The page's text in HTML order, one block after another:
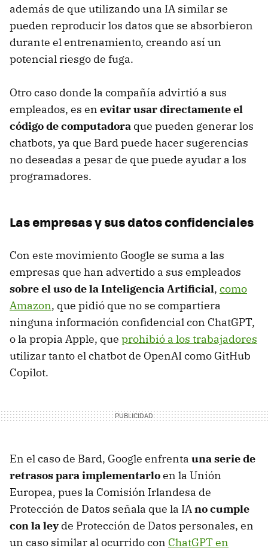
además de que utilizando una IA similar se
pueden reproducir los datos que se absorbieron
durante el entrenamiento, creando así un
potencial riesgo de fuga.
Otro caso donde la compañía advirtió a sus
empleados, es en evitar usar directamente el
código de computadora que pueden generar los
chatbots, ya que Bard puede hacer sugerencias
no deseadas a pesar de que puede ayudar a los
programadores.
Las empresas y sus datos confidenciales
Con este movimiento Google se suma a las
empresas que han advertido a sus empleados
sobre el uso de la Inteligencia Artificial, como
Amazon, que pidió que no se compartiera
ninguna información confidencial con ChatGPT,
o la propia Apple, que prohibió a los trabajadores
utilizar tanto el chatbot de OpenAI como GitHub
Copilot.
En el caso de Bard, Google enfrenta una serie de
retrasos para implementarloen la Unión
Europea, pues la Comisión Irlandesa de
Protección de Datos señala que la IAno cumple
con la leyde Protección de Datos personales, en
un caso similar al ocurrido con ChatGPT en